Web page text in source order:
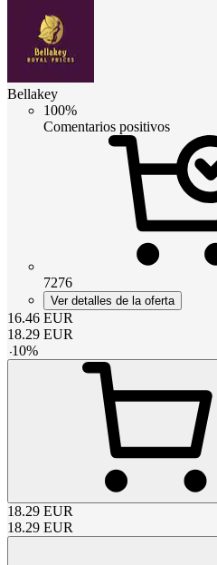
Bellakey
100%
Comentarios positivos
7276
Ver detalles de la oferta
16.46 EUR
18.29 EUR
-10%
18.29 EUR
18.29 EUR